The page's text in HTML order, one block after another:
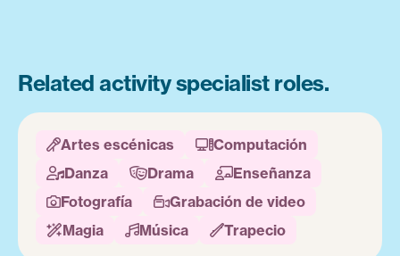
Related activity specialist roles.
Artes escénicas Computación
Danza Drama Enseñanza
Fotografía Grabación de video
Magia Música Trapecio